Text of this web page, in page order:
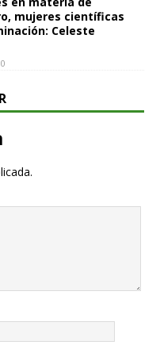
mujeres científicas
Celeste
0